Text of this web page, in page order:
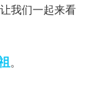
我们一起来看
。